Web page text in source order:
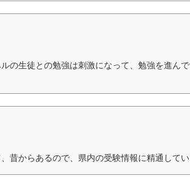
の生徒との勉強は刺激になって、勉強を進ん
昔からあるので、県内の受験情報に精通してい